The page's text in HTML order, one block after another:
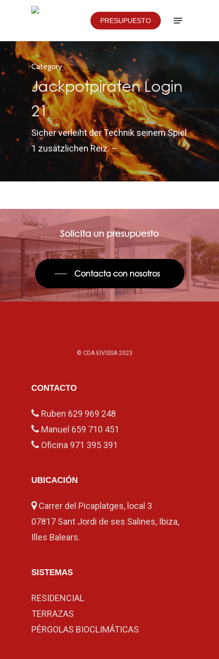
content
PRESUPUESTO
Category
Jackpotpiraten Login
21
Sicher verleiht der Technik seinem Spiel
1 zusätzlichen Reiz. –
Solicita un presupuesto
Contacta con nosotros
© CDA EIVISSA 2023
CONTACTO
Ruben 629 969 248
Manuel 659 710 451
Oficina 971 395 391
UBICACIÓN
Carrer del Picaplatges, local 3
07817 Sant Jordi de ses Salines, Ibiza,
Illes Balears.
SISTEMAS
RESIDENCIAL
TERRAZAS
PÉRGOLAS BIOCLIMÁTICAS